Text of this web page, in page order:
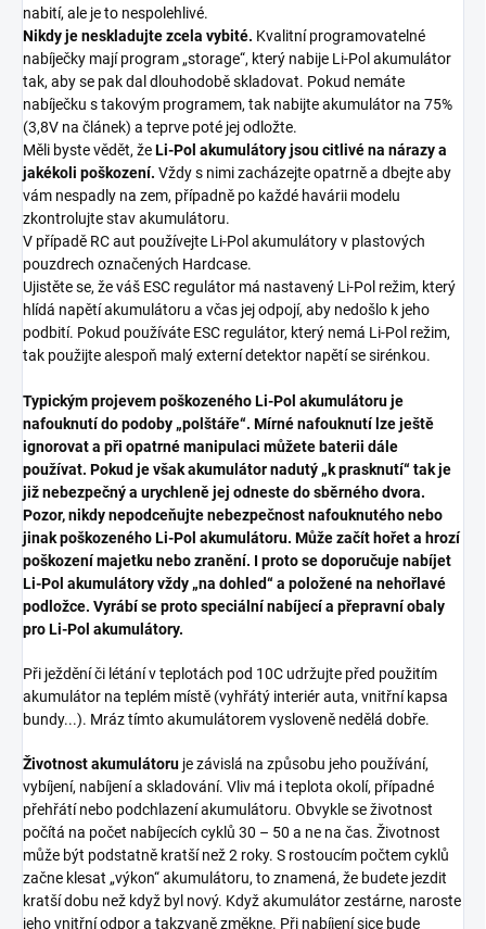
nabití, ale je to nespolehlivé.
Nikdy je neskladujte zcela vybité. Kvalitní programovatelné
nabíječky mají program „storage“, který nabije Li-Pol akumulátor
tak, aby se pak dal dlouhodobě skladovat. Pokud nemáte
nabíječku s takovým programem, tak nabijte akumulátor na 75%
(3,8V na článek) a teprve poté jej odložte.
Měli byste vědět, žeLi-Pol akumulátory jsou citlivé na nárazy a
jakékoli poškození. Vždy s nimi zacházejte opatrně a dbejte aby
vám nespadly na zem, případně po každé havárii modelu
zkontrolujte stav akumulátoru.
V případě RC aut používejte Li-Pol akumulátory v plastových
pouzdrech označených Hardcase.
Ujistěte se, že váš ESC regulátor má nastavený Li-Pol režim, který
hlídá napětí akumulátoru a včas jej odpojí, aby nedošlo k jeho
podbití. Pokud používáte ESC regulátor, který nemá Li-Pol režim,
tak použijte alespoň malý externí detektor napětí se sirénkou.
Typickým projevem poškozeného Li-Pol akumulátoru je
nafouknutí do podoby „polštáře“. Mírné nafouknutí lze ještě
ignorovat a při opatrné manipulaci můžete baterii dále
používat. Pokud je však akumulátor nadutý „k prasknutí“ tak je
již nebezpečný a urychleně jej odneste do sběrného dvora.
Pozor, nikdy nepodceňujte nebezpečnost nafouknutého nebo
jinak poškozeného Li-Pol akumulátoru. Může začít hořet a hrozí
poškození majetku nebo zranění. I proto se doporučuje nabíjet
Li-Pol akumulátory vždy „na dohled“ a položené na nehořlavé
podložce. Vyrábí se proto speciální nabíjecí a přepravní obaly
pro Li-Pol akumulátory.
Při ježdění či létání v teplotách pod 10C udržujte před použitím
akumulátor na teplém místě (vyhřátý interiér auta, vnitřní kapsa
bundy...). Mráz tímto akumulátorem vysloveně nedělá dobře.
Životnost akumulátoru je závislá na způsobu jeho používání,
vybíjení, nabíjení a skladování. Vliv má i teplota okolí, případné
přehřátí nebo podchlazení akumulátoru. Obvykle se životnost
počítá na počet nabíjecích cyklů 30 – 50 a ne na čas. Životnost
může být podstatně kratší než 2 roky. S rostoucím počtem cyklů
začne klesat „výkon“ akumulátoru, to znamená, že budete jezdit
kratší dobu než když byl nový. Když akumulátor zestárne, naroste
jeho vnitřní odpor a takzvaně změkne. Při nabíjení sice bude